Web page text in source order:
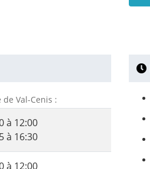
Val-Cenis :
à 12:00
à 16:30
à 12:00